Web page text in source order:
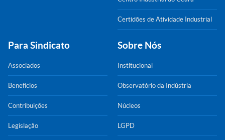
Certidões de Atividade Industrial
Para Sindicato
Associados
Benefícios
Contribuições
Legislação
Sobre Nós
Institucional
Observatório da Indústria
Núcleos
LGPD